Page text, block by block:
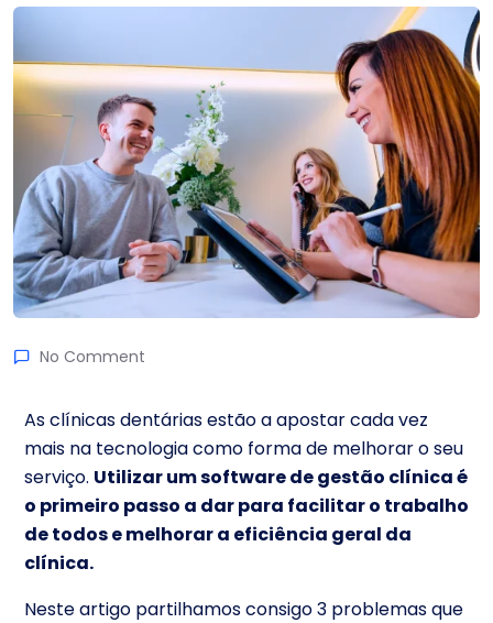
No Comment
As clínicas dentárias estão a apostar cada vez
mais na tecnologia como forma de melhorar o seu
serviço. Utilizar um software de gestão clínica é
o primeiro passo a dar para facilitar o trabalho
de todos e melhorar a eficiência geral da
clínica.
Neste artigo partilhamos consigo 3 problemas que